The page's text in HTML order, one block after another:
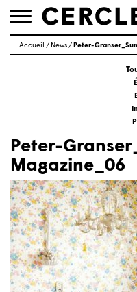
Toggle
Accueil / News/ Peter-
Peter-
Magazine_06